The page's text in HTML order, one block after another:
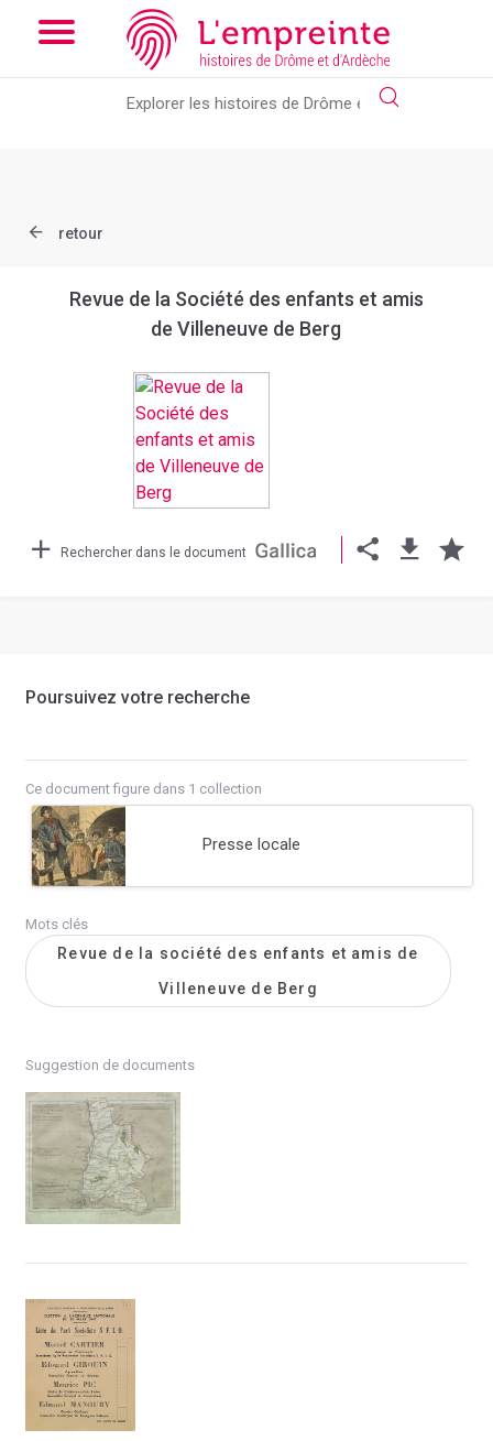
Array ( [slug] => document [ref] => bpt6k97735715 )
new slick-theme.css if you want the default styling
retour
Revue de la Société des enfants et amis
de Villeneuve de Berg
Rechercher dans le document
Poursuivez votre recherche
Ce document figure dans 1 collection
Presse locale
Mots clés
Revue de la société des enfants et amis de
Villeneuve de Berg
Suggestion de documents